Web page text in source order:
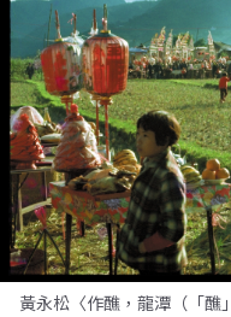
黃永松〈作醮，龍潭（「醮